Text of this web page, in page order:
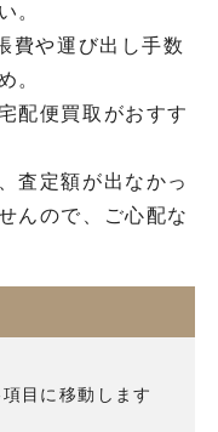
。
費や運び出し手数
。
配便買取がおすす
査定額が出なかっ
んので、ご心配な
目に移動します